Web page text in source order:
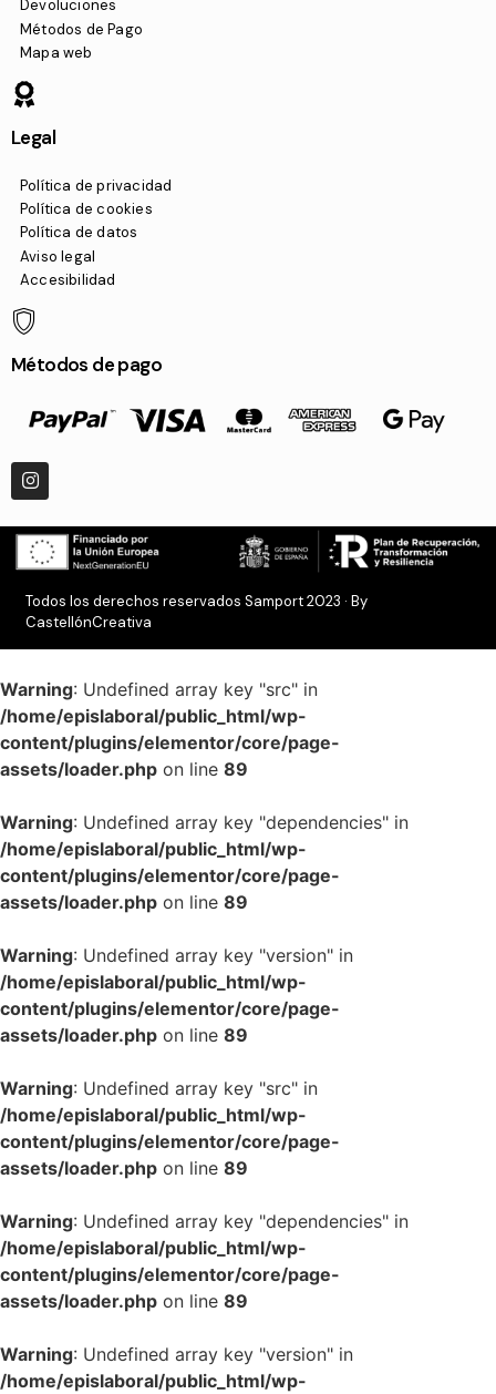
Devoluciones
Métodos de Pago
Mapa web
Legal
Política de privacidad
Política de cookies
Política de datos
Aviso legal
Accesibilidad
Métodos de pago
Todos los derechos reservados Samport 2023 · By
CastellónCreativa
Warning: Undefined array key "src" in
/home/epislaboral/public_html/wp-
content/plugins/elementor/core/page-
assets/loader.php on line 89
Warning: Undefined array key "dependencies" in
/home/epislaboral/public_html/wp-
content/plugins/elementor/core/page-
assets/loader.php on line 89
Warning: Undefined array key "version" in
/home/epislaboral/public_html/wp-
content/plugins/elementor/core/page-
assets/loader.php on line 89
Warning: Undefined array key "src" in
/home/epislaboral/public_html/wp-
content/plugins/elementor/core/page-
assets/loader.php on line 89
Warning: Undefined array key "dependencies" in
/home/epislaboral/public_html/wp-
content/plugins/elementor/core/page-
assets/loader.php on line 89
Warning: Undefined array key "version" in
/home/epislaboral/public_html/wp-